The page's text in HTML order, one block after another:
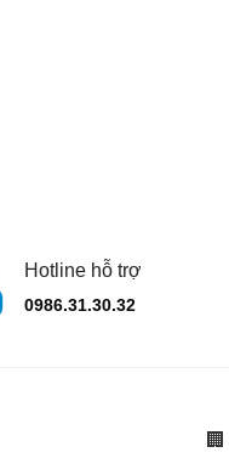
Hotline hỗ trợ
0986.31.30.32
🏢